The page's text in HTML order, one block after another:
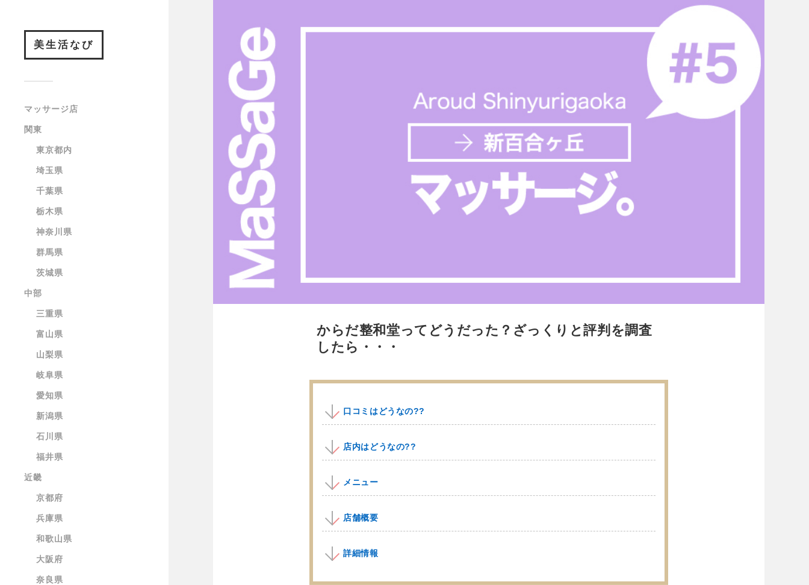
美生活なび
マッサージ店
関東
東京都内
埼玉県
千葉県
栃木県
神奈川県
群馬県
茨城県
中部
三重県
富山県
山梨県
岐阜県
愛知県
新潟県
石川県
福井県
近畿
京都府
兵庫県
和歌山県
大阪府
奈良県
からだ整和堂ってどうだった？ざっくりと評判を調査
したら・・・
口コミはどうなの??
店内はどうなの??
メニュー
店舗概要
詳細情報